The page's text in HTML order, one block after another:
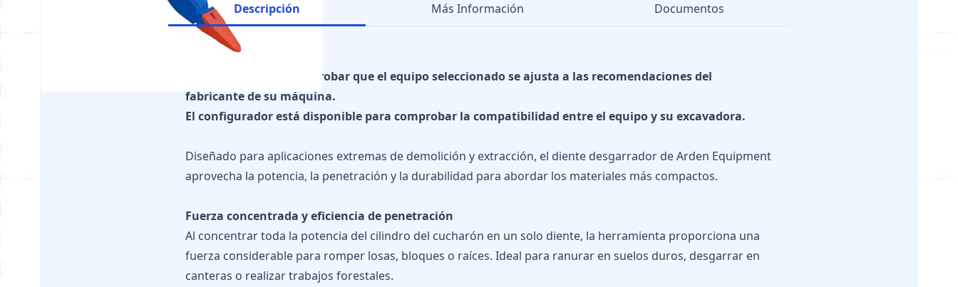
Descripción Más Información Documentos
Es imprescindible comprobar que el equipo seleccionado se ajusta a las recomendaciones del
fabricante de su máquina.
El configurador está disponible para comprobar la compatibilidad entre el equipo y su excavadora.
Diseñado para aplicaciones extremas de demolición y extracción, el diente desgarrador de Arden Equipment
aprovecha la potencia, la penetración y la durabilidad para abordar los materiales más compactos.
Fuerza concentrada y eficiencia de penetración
Al concentrar toda la potencia del cilindro del cucharón en un solo diente, la herramienta proporciona una
fuerza considerable para romper losas, bloques o raíces. Ideal para ranurar en suelos duros, desgarrar en
canteras o realizar trabajos forestales.